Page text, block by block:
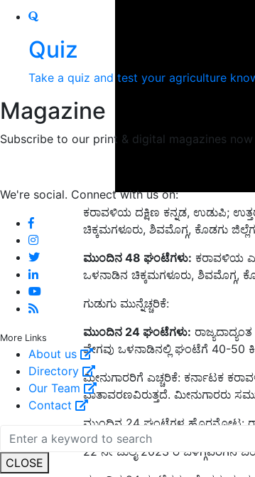
Quiz
Take a quiz and test your agriculture
Magazine
Subscribe to our print & digital magazines now
We're social. Connect with us on:
More Links
About us
Directory
Our Team
Contact
CLOSE
ಕರಾವಳಿಯ ದಕ್ಷಿಣ ಕನ್ನಡ, ಉಡುಪಿ;
ಚಿಕ್ಕಮಗಳೂರು, ಶಿವಮೊಗ್ಗ, ಕೊಡಗು
ಮುಂದಿನ
ಘಂಟೆಗಳು:
ಕರಾವಳಿಯ
ಒಳನಾಡಿನ ಚಿಕ್ಕಮಗಳೂರು, ಶಿವಮೊಗ್ಗ,
ಗುಡುಗು ಮುನ್ನೆಚ್ಚರಿಕೆ:
24ಘಂಟೆಗಳು
ವೇಗವು ಒಳನಾಡಿನಲ್ಲಿ ಘಂಟೆಗೆ 40-50
ಮೀನುಗಾರರಿಗೆ ಎಚ್ಚರಿಕೆ: ಕರ್ನಾಟಕ
ವಾತಾವರಣವಿರುತ್ತದೆ. ಮೀನುಗಾರರು
ಮುಂದಿನ 24 ಘಂಟೆಗಳ ಹೊರನೋಟ:
22 ನೇ ಜುಲೈ 2023 ರ ಬೆಳಗ್ಗೆವರೆಗಿನ
ಮುಂದಿನ 24 ಗಂಟೆಗಳು: ಬೆಂಗಳೂರು